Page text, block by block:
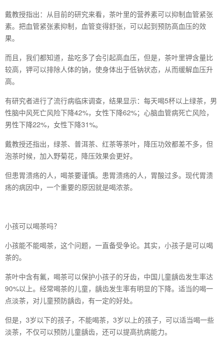
戴教授指出：从目前的研究来看，茶叶里的营养素可以抑制血管紧张
素。把血管紧张素抑制，血管变得舒张，可以起到预防高血压的效
果。
而且，我们都知道，盐吃多了会引起高血压，但是，茶叶里钾含量比
较高，钾可以排除人体的钠，使身体出于低钠状态，从而缓解血压升
高。
有研究者进行了流行病临床调查，结果显示：每天喝5杯以上绿茶，男
性脑中风死亡风险下降42%，女性下降62%；心脑血管病死亡风险，
男性下降22%，女性下降31%。
戴教授还指出，绿茶、普洱茶、红茶等茶叶，降压功效都差不多，但
泡茶时候，加入野菊花，降压效果会更好。
但患胃溃疡的人，喝茶要谨慎。患胃溃疡的人，胃酸过多。现代胃溃
疡的病因中，一个重要的原因就是喝浓茶。
小孩可以喝茶吗？
小孩能不能喝茶，这个问题，一直备受争论。其实，小孩子是可以喝
茶的。
茶叶中含有氟，喝茶可以保护小孩子的牙齿，中国儿童龋齿发生率达
90%以上。经常喝茶的儿童，龋齿发生率有明显的下降。适当的喝一
点淡茶，对儿童预防龋齿，有一定的好处。
但是，3岁以下的孩子，不能喝茶，3岁以上的孩子，可以适当喝一些
淡茶，不仅可以预防儿童龋齿，还可以提高抗病能力。